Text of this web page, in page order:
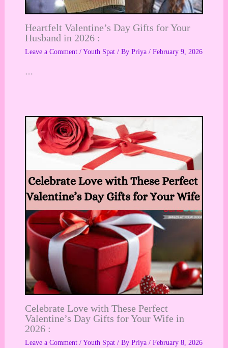
Heartfelt Valentine’s Day Gifts for Your
Husband in 2026 :
Leave a Comment / Youth Spat/ By Priya / February 9, 2026
…
Celebrate Love with These Perfect
Valentine’s Day Gifts for Your Wife in
2026 :
Leave a Comment / Youth Spat/ By Priya / February 8, 2026